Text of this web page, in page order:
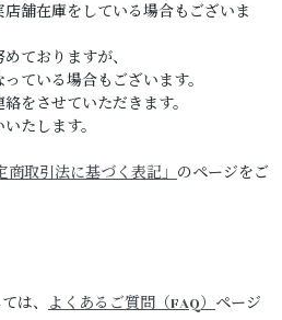
舗在庫をしている場合もございま
ておりますが、
ている場合もございます。
をさせていただきます。
たします。
商取引法に基づく表記」のページをご
は、 よくあるご質問（FAQ）ページ